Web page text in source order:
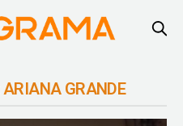
ARIANA GRANDE